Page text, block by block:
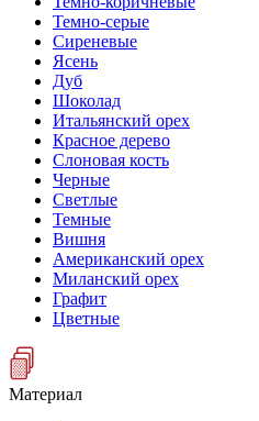
Темно-серые
Сиреневые
Ясень
Дуб
Шоколад
Итальянский орех
Красное дерево
Слоновая кость
Черные
Светлые
Темные
Вишня
Американский орех
Миланский орех
Графит
Цветные
Материал